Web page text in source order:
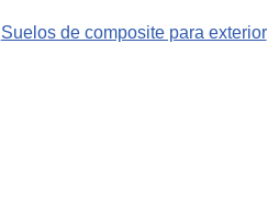
Suelos de composite para exterior